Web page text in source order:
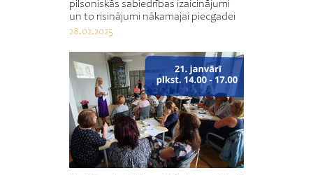
pilsoniskās sabiedrības izaicinājumi
un to risinājumi nākamajai piecgadei
28.02.2025